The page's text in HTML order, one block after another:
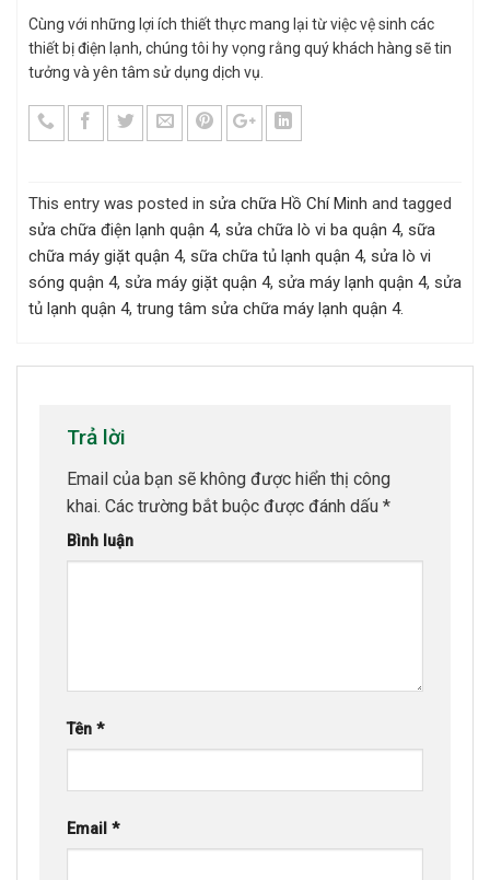
Cùng với những lợi ích thiết thực mang lại từ việc vệ sinh các
thiết bị điện lạnh, chúng tôi hy vọng rằng quý khách hàng sẽ tin
tưởng và yên tâm sử dụng dịch vụ.
This entry was posted in sửa chữa Hồ Chí Minh and tagged
sửa chữa điện lạnh quận 4, sửa chữa lò vi ba quận 4, sữa
chữa máy giặt quận 4, sữa chữa tủ lạnh quận 4, sửa lò vi
sóng quận 4, sửa máy giặt quận 4, sửa máy lạnh quận 4, sửa
tủ lạnh quận 4, trung tâm sửa chữa máy lạnh quận 4.
Trả lời
Email của bạn sẽ không được hiển thị công
khai. Các trường bắt buộc được đánh dấu *
Bình luận
Tên *
Email *